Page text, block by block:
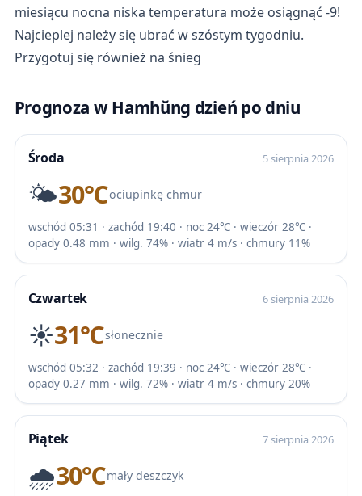
miesiącu nocna niska temperatura może osiągnąć -9!
Najcieplej należy się ubrać w szóstym tygodniu.
Przygotuj się również na śnieg
Prognoza w Hamhŭng dzień po dniu
Środa 5 sierpnia 2026
🌤️30℃ociupinkę chmur
wschód 05:31 · zachód 19:40 · noc 24℃ · wieczór 28℃ ·
opady 0.48 mm · wilg. 74% · wiatr 4 m/s · chmury 11%
Czwartek 6 sierpnia 2026
☀️31℃słonecznie
wschód 05:32 · zachód 19:39 · noc 24℃ · wieczór 28℃ ·
opady 0.27 mm · wilg. 72% · wiatr 4 m/s · chmury 20%
Piątek 7 sierpnia 2026
🌧️30℃mały deszczyk